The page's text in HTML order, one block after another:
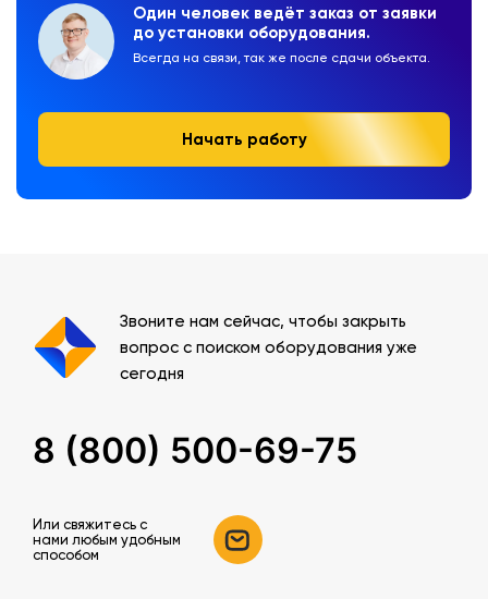
Один человек ведёт заказ от заявки
до установки оборудования.
Всегда на связи, так же после сдачи объекта.
Начать работу
Звоните нам сейчас, чтобы закрыть
вопрос с поиском оборудования уже
сегодня
8 (800) 500-69-75
Или свяжитесь c
нами любым удобным
способом